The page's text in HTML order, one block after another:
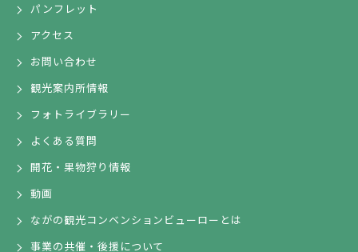
パンフレット
アクセス
お問い合わせ
観光案内所情報
フォトライブラリー
よくある質問
開花・果物狩り情報
動画
ながの観光コンベンションビューローとは
事業の共催・後援について